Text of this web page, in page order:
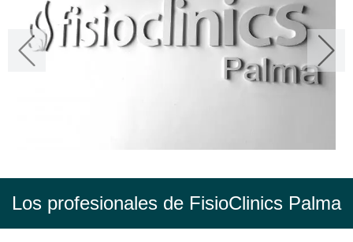
Los profesionales de FisioClinics Palma